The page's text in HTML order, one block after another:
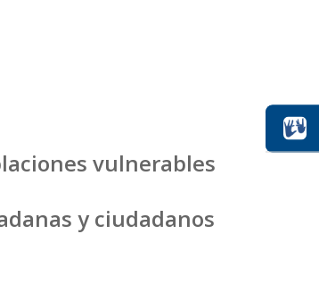
vulnerables
y ciudadanos